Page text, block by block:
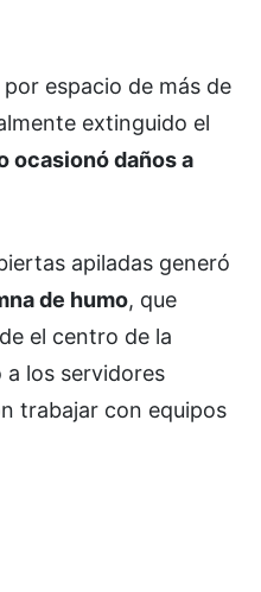
espacio de más de
extinguido el
ocasionó daños a
apiladas generó
de humo, que
el centro de la
los servidores
trabajar con equipos